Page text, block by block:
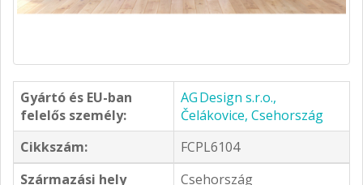
Gyártó és EU-ban
felelős személy:
AG Design s.r.o.,
Čelákovice, Csehország
Cikkszám:
FCPL6104
Származási hely
Csehország